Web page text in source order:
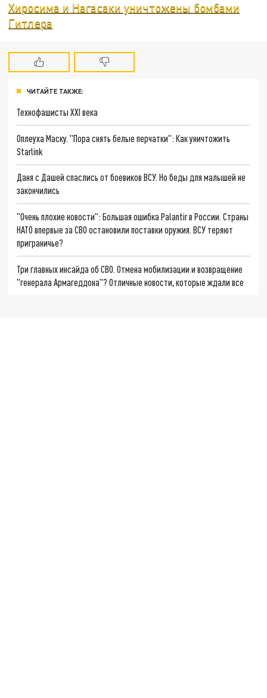
Хиросима и Нагасаки уничтожены бомбами
Гитлера
ЧИТАЙТЕ ТАКЖЕ:
Технофашисты XXI века
Оплеуха Маску. "Пора снять белые перчатки": Как уничтожить
Starlink
Даня с Дашей спаслись от боевиков ВСУ. Но беды для малышей не
закончились
"Очень плохие новости": Большая ошибка Palantir в России. Страны
НАТО впервые за СВО остановили поставки оружия. ВСУ теряют
приграничье?
Три главных инсайда об СВО. Отмена мобилизации и возвращение
"генерала Армагеддона"? Отличные новости, которые ждали все